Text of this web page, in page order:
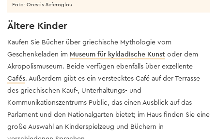
Foto: Orestis Seferoglou
Ältere Kinder
Kaufen Sie Bücher über griechische Mythologie vom
Geschenkeladen im Museum für kykladische Kunst oder dem
Akropolismuseum. Beide verfügen ebenfalls über exzellente
Cafés. Außerdem gibt es ein verstecktes Café auf der Terrasse
des griechischen Kauf-, Unterhaltungs- und
Kommunikationszentrums Public, das einen Ausblick auf das
Parlament und den Nationalgarten bietet; im Haus finden Sie eine
große Auswahl an Kinderspielzeug und Büchern in